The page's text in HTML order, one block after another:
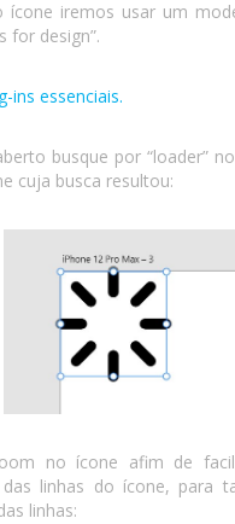
ícone iremos usar um
for design”.
ins essenciais.
busque por “loader”
cuja busca resultou:
no ícone afim de
linhas do ícone, para
linhas: